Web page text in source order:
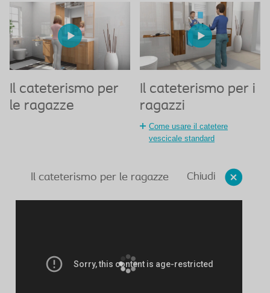
Il cateterismo per
le ragazze
Il cateterismo per i
ragazzi
Come usare il catetere
vescicale standard
Chiudi
Il cateterismo per le ragazze